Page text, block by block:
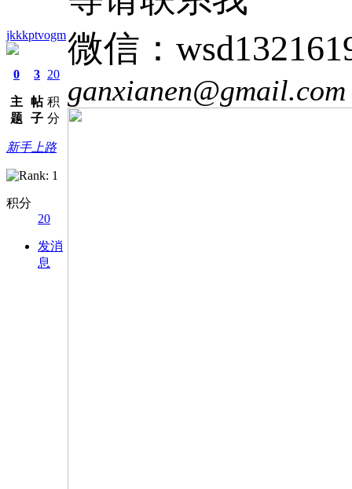
jkkkptvogm
0
主
题
3
帖
子
20
积
分
新手上路
积分
20
发消
息
微信：
ganxianen@gmail.com